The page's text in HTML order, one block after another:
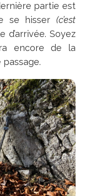
partie est
se hisser (c’est
d’arrivée. Soyez
encore de la